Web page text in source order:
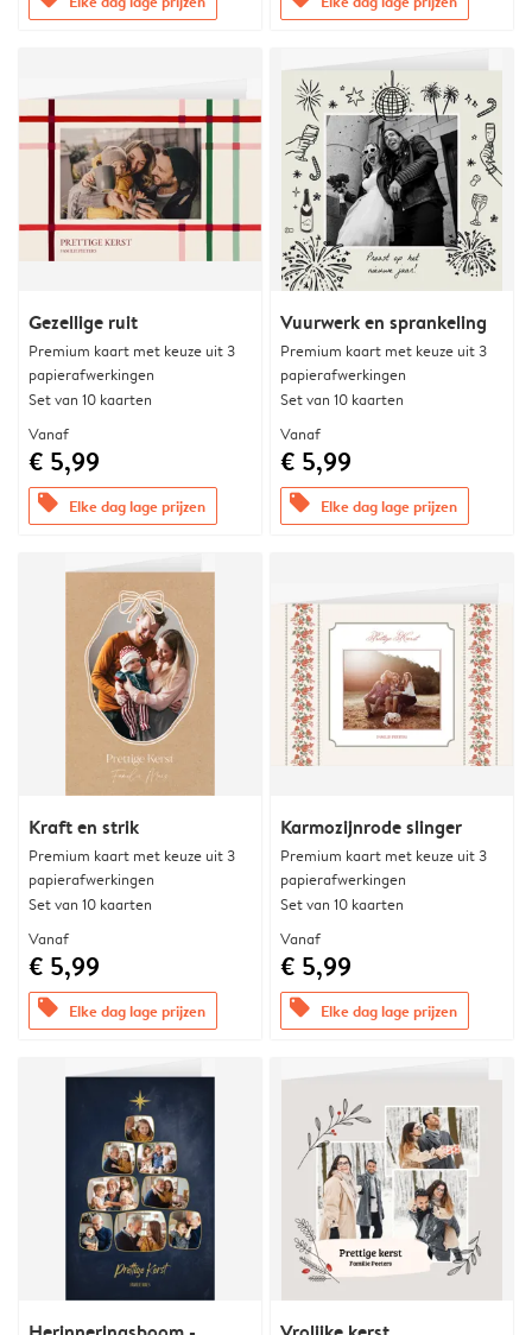
Gezellige ruit
Premium kaart met keuze uit 3
papierafwerkingen
Set van 10 kaarten
Vanaf
€ 5,99
offers Elke dag lage prijzen
Vuurwerk en sprankeling
Premium kaart met keuze uit 3
papierafwerkingen
Set van 10 kaarten
Vanaf
€ 5,99
offers Elke dag lage prijzen
Kraft en strik
Premium kaart met keuze uit 3
papierafwerkingen
Set van 10 kaarten
Vanaf
€ 5,99
offers Elke dag lage prijzen
Karmozijnrode slinger
Premium kaart met keuze uit 3
papierafwerkingen
Set van 10 kaarten
Vanaf
€ 5,99
offers Elke dag lage prijzen